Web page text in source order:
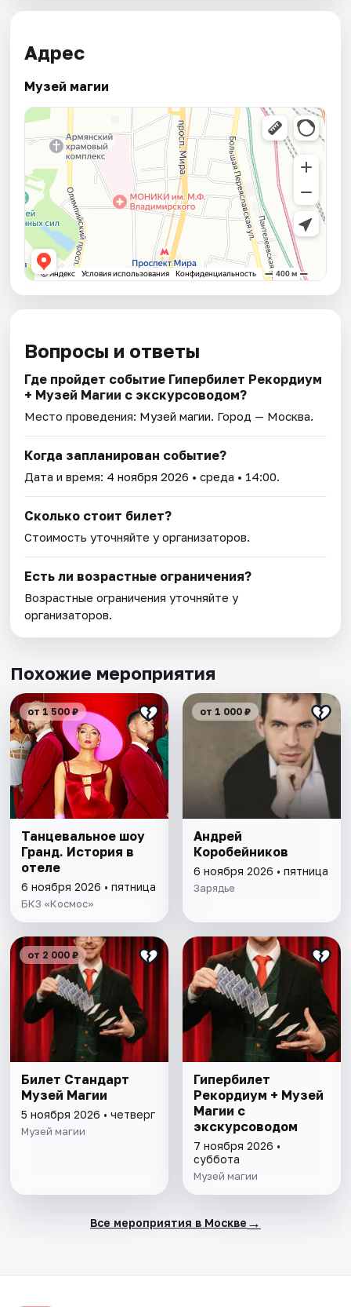
Адрес
Музей магии
Вопросы и ответы
Где пройдет событие Гипербилет Рекордиум
+ Музей Магии с экскурсоводом?
Место проведения: Музей магии. Город — Москва.
Когда запланирован событие?
Дата и время: 4 ноября 2026 • среда • 14:00.
Сколько стоит билет?
Стоимость уточняйте у организаторов.
Есть ли возрастные ограничения?
Возрастные ограничения уточняйте у
организаторов.
Похожие мероприятия
от 1 500 ₽
Танцевальное шоу
Гранд. История в
отеле
6 ноября 2026 • пятница
БКЗ «Космос»
от 1 000 ₽
Андрей
Коробейников
6 ноября 2026 • пятница
Зарядье
от 2 000 ₽
Билет Стандарт
Музей Магии
5 ноября 2026 • четверг
Музей магии
Гипербилет
Рекордиум + Музей
Магии с
экскурсоводом
7 ноября 2026 •
суббота
Музей магии
Все мероприятия в Москве →